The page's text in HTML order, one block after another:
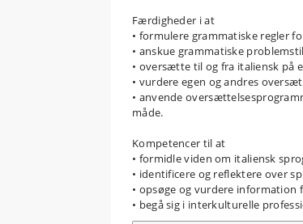
Færdigheder i at
• formulere grammatiske regler
• anskue grammatiske
• oversætte til og fra italiensk på
• vurdere egen og andres
• anvende
måde.
Kompetencer til at
• formidle viden om italiensk
• identificere og reflektere over
• opsøge og vurdere information
• begå sig i interkulturelle